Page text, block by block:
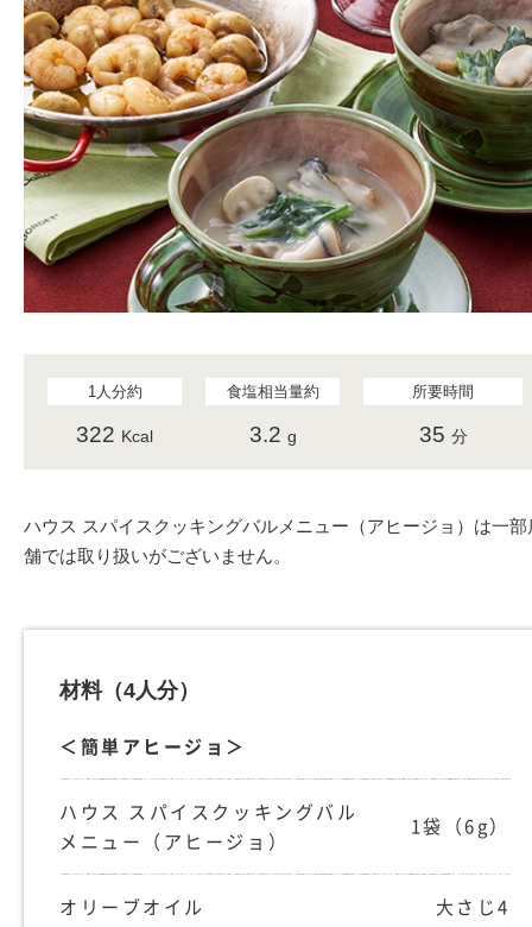
1人分約
322 Kcal
食塩相当量約
3.2 g
所要時間
35 分
ハウス スパイスクッキングバルメニュー（アヒージョ）は一部
舗では取り扱いがございません。
材料（4人分）
＜簡単アヒージョ＞
ハウス スパイスクッキングバル
メニュー（アヒージョ）
1袋（6g）
オリーブオイル 大さじ4